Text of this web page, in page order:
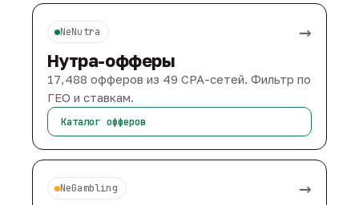
NeNutra →
Нутра-офферы
17,488 офферов из 49 CPA-сетей. Фильтр по
ГЕО и ставкам.
Каталог офферов
NeGambling →